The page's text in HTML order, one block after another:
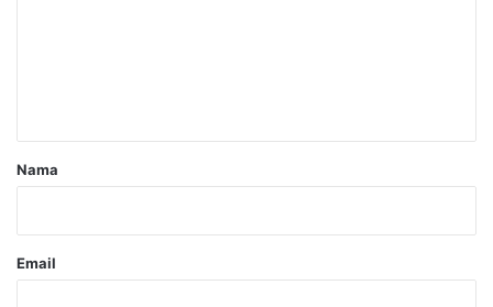
rNama
Email